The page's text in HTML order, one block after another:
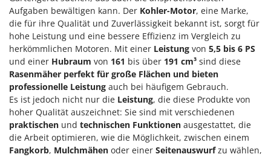
Oliviero
Olix
OMA
Omas
Ompagrill
Ooni
Oriental Koshin
Outdoorchef
Aufgaben bewältigen kann. Der Kohler-Motor, eine Marke,
die für ihre Qualität und Zuverlässigkeit bekannt ist, sorgt für
hohe Leistung und eine bessere Effizienz im Vergleich zu
herkömmlichen Motoren. Mit einer Leistung von 5,5 bis 6 PS
und einer Hubraum von 161 bis über 191 cm³ sind diese
Rasenmäher perfekt für große Flächen und bieten
professionelle Leistung auch bei häufigem Gebrauch.
Es ist jedoch nicht nur die Leistung, die diese Produkte von
hoher Qualität auszeichnet: Sie sind mit verschiedenen
praktischen und technischen Funktionen ausgestattet, die
die Arbeit optimieren, wie die Möglichkeit, zwischen einem
Fangkorb, Mulchmähen oder einer Seitenauswurfzu wählen,